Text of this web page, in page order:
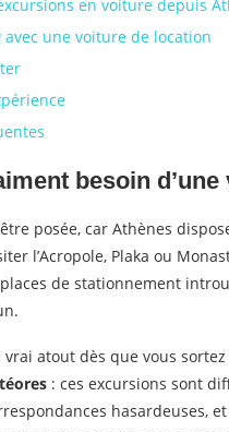
en voiture depuis
une voiture de location
besoin
posée, car Athènes
l’Acropole, Plaka ou
de stationnement
atout dès que vous
: ces excursions sont
hasardeuses,